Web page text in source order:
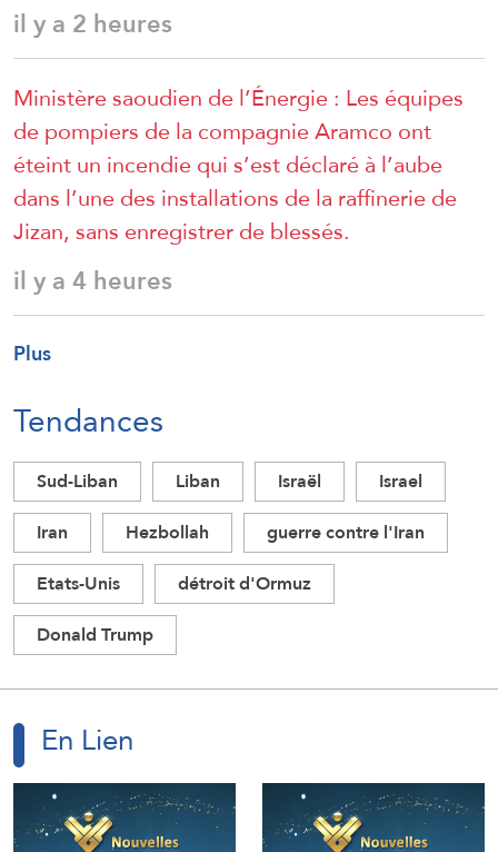
il y a 2 heures
Ministère saoudien de l’Énergie : Les équipes
de pompiers de la compagnie Aramco ont
éteint un incendie qui s’est déclaré à l’aube
dans l’une des installations de la raffinerie de
Jizan, sans enregistrer de blessés.
il y a 4 heures
Plus
Tendances
Sud-Liban Liban Israël
Israel
Iran
Hezbollah
guerre contre l'Iran
Etats-Unis
détroit d'Ormuz
Donald Trump
En Lien